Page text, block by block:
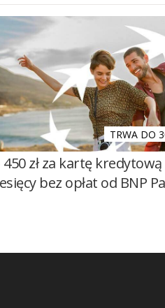
TRWA DO
450 zł za kartę kredytową
bez opłat od BNP